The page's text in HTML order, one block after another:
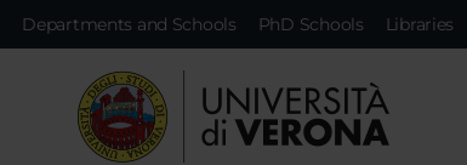
Departments and Schools PhD Schools Libraries